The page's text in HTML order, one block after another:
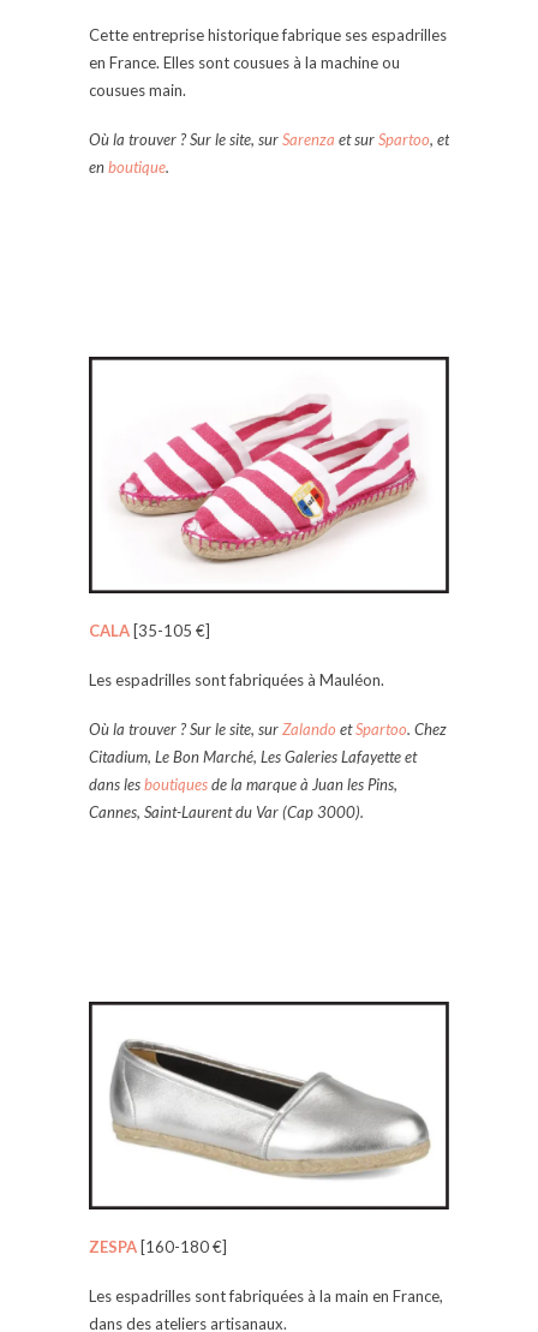
Cette entreprise historique fabrique ses espadrilles
en France. Elles sont cousues à la machine ou
cousues main.
Où la trouver ? Sur le site, surSarenza et surSpartoo, et
enboutique.
CALA [35-105 €]
Les espadrilles sont fabriquées à Mauléon.
Où la trouver ? Sur le site, surZalando etSpartoo. Chez
Citadium, Le Bon Marché, Les Galeries Lafayette et
dans lesboutiquesde la marque à Juan les Pins,
Cannes, Saint-Laurent du Var (Cap 3000).
ZESPA[160-180 €]
Les espadrilles sont fabriquées à la main en France,
dans des ateliers artisanaux.